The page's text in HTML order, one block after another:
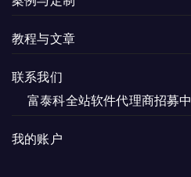
教程与文章
联系我们
富泰科全站软件代理商招募中
我的账户